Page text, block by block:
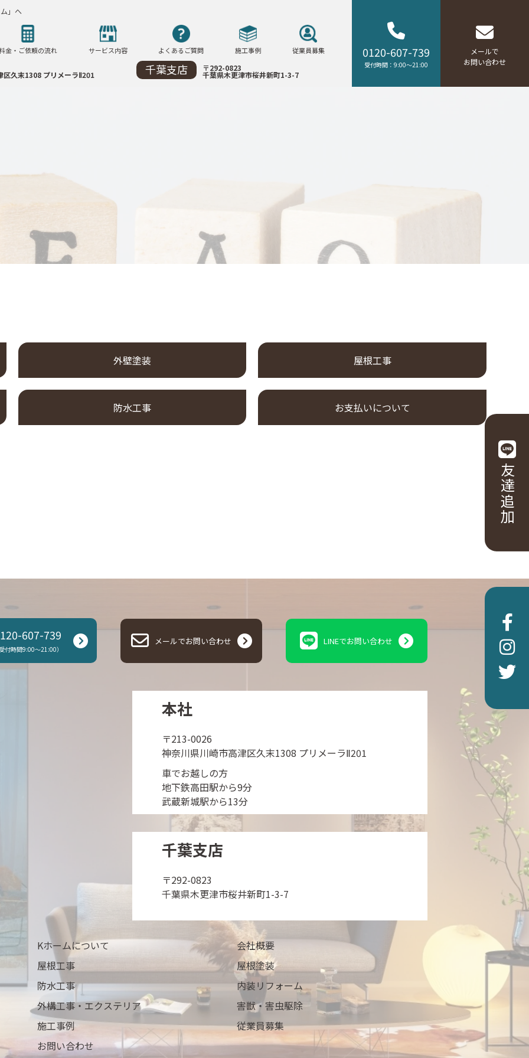
」へ
金・ご依頼の流れ サービス内容 よくあるご質問 施工事例 従業員募集
区久末1308 プリメーラⅡ201 千葉支店 〒292-0823
千葉県木更津市桜井新町1-3-7
0120-607-739
受付時間：9:00～21:00
メールで
お問い合わせ
外壁塗装 屋根工事
防水工事 お支払いについて
607-739
付時間9:00～21:00）
メールでお問い合わせ LINEでお問い合わせ
本社
〒213-0026
神奈川県川崎市高津区久末1308 プリメーラⅡ201
車でお越しの方
地下鉄高田駅から9分
武蔵新城駅から13分
千葉支店
〒292-0823
千葉県木更津市桜井新町1-3-7
Kホームについて
屋根工事
防水工事
外構工事・エクステリア
施工事例
お問い合わせ
会社概要
屋根塗装
内装リフォーム
害獣・害虫駆除
従業員募集
友達追加